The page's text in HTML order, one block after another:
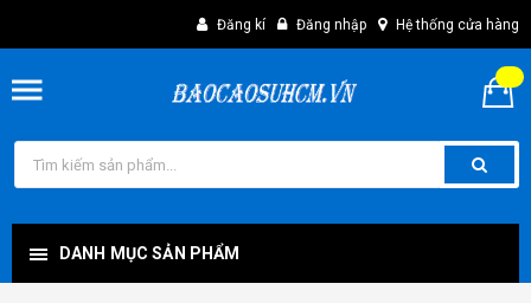
Đăng kí Đăng nhập Hệ thống cửa hàng
DANH MỤC SẢN PHẨM